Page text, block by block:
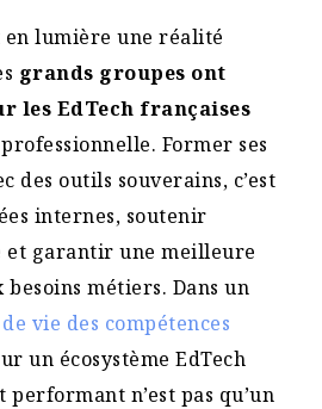
en lumière une réalité
grands groupes ont
les EdTech françaises
Former ses
des outils souverains, c’est
internes, soutenir
et garantir une meilleure
métiers. Dans un
vie des compétences
un écosystème EdTech
n’est pas qu’un